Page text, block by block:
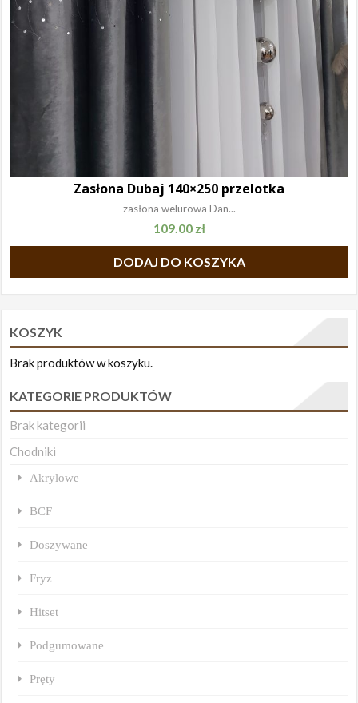
Zasłona Dubaj 140×250 przelotka
zasłona welurowa Dan...
109.00 zł
DODAJ DO KOSZYKA
KOSZYK
Brak produktów w koszyku.
KATEGORIE PRODUKTÓW
Brak kategorii
Chodniki
Akrylowe
BCF
Doszywane
Fryz
Hitset
Podgumowane
Pręty